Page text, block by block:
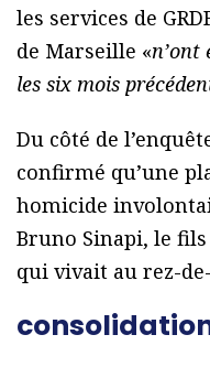
les services de
de Marseille «n’ont
les six mois
Du côté de
confirmé qu’une
homicide
Bruno Sinapi, le
qui vivait au rez-